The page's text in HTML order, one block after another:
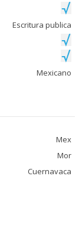
Escritura publica
Mexicano
Mex
Mor
Cuernavaca